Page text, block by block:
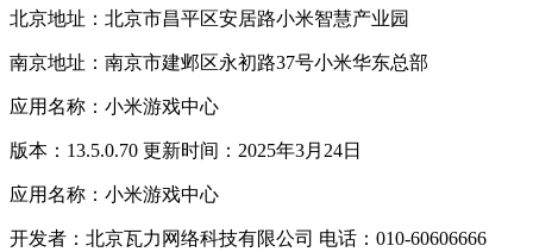
北京地址：北京市昌平区安居路小米智慧产业园
南京地址：南京市建邺区永初路37号小米华东总部
应用名称：小米游戏中心
版本：13.5.0.70 更新时间：2025年3月24日
应用名称：小米游戏中心
开发者：北京瓦力网络科技有限公司 电话：010-60606666